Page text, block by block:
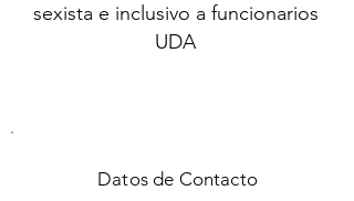
sexista e inclusivo a funcionarios
UDA
Datos de Contacto